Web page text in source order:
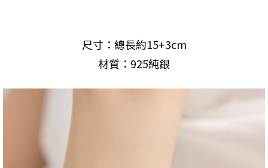
尺寸：總長約15+3cm
材質：925純銀